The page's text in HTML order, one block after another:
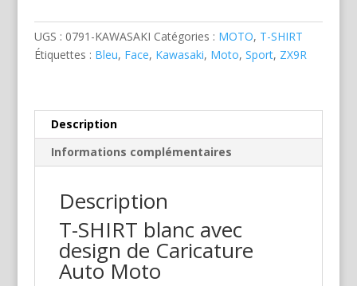
UGS : 0791-KAWASAKI Catégories : MOTO, T-SHIRT
Étiquettes : Bleu, Face, Kawasaki, Moto, Sport, ZX9R
Description
Informations complémentaires
Description
T-SHIRT blanc avec
design de Caricature
Auto Moto